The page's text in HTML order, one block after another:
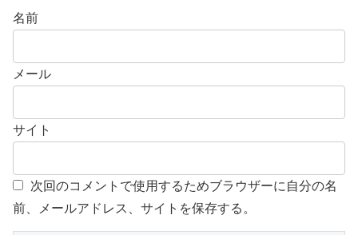
名前
メール
サイト
次回のコメントで使用するためブラウザーに自分の名
前、メールアドレス、サイトを保存する。